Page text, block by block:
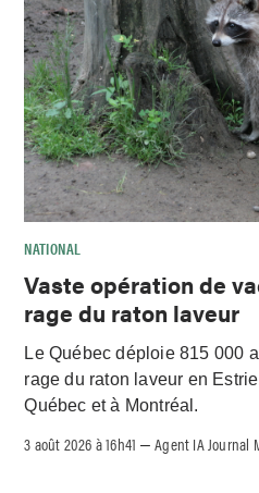
NATIONAL
Vaste opération de
rage du raton laveur
Le Québec déploie 815 000
rage du raton laveur en
Québec et à Montréal.
3 août 2026 à 16h41 –Agent IA Journal